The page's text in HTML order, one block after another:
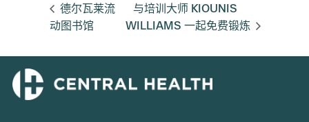
德尔瓦莱流
动图书馆
与培训大师 KIOUNIS
WILLIAMS 一起免费锻炼